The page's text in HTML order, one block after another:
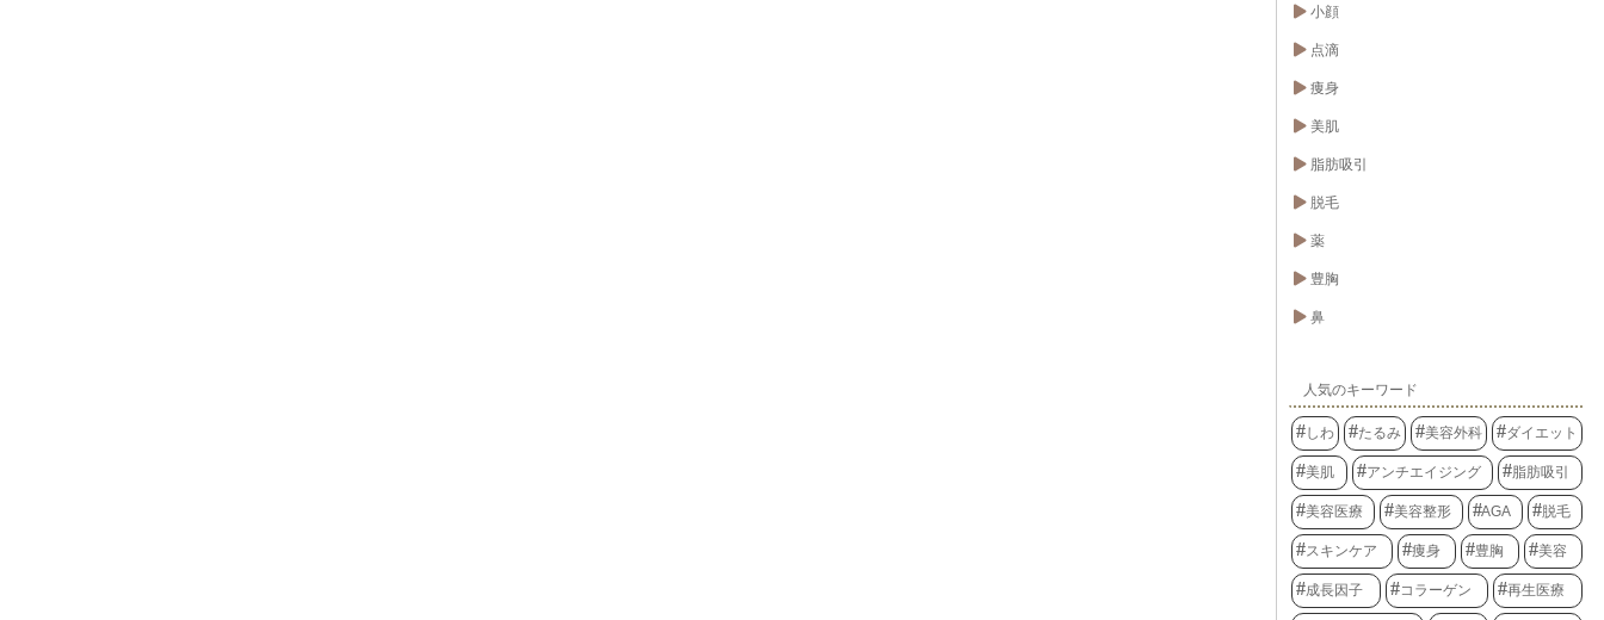
小顔
点滴
痩身
美肌
脂肪吸引
脱毛
薬
豊胸
鼻
人気のキーワード
しわ たるみ 美容外科 ダイエット
美肌 アンチエイジング 脂肪吸引
美容医療 美容整形 AGA 脱毛
スキンケア 痩身 豊胸 美容
成長因子 コラーゲン 再生医療